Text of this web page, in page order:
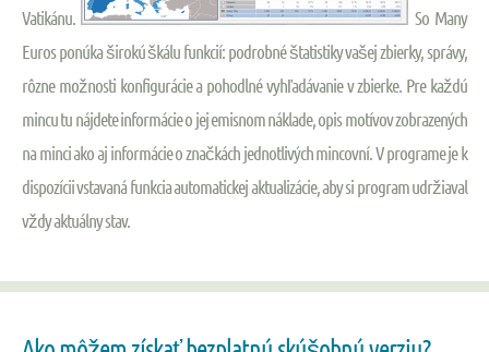
Vatikánu.
So Many
Euros ponúka širokú škálu funkcií: podrobné štatistiky vašej zbierky, správy,
rôzne možnosti konfigurácie a pohodlné vyhľadávanie v zbierke. Pre každú
mincu tu nájdete informácie o jej emisnom náklade, opis motívov zobrazených
na minci ako aj informácie o značkách jednotlivých mincovní. V programe je k
dispozícii vstavaná funkcia automatickej aktualizácie, aby si program udržiaval
vždy aktuálny stav.